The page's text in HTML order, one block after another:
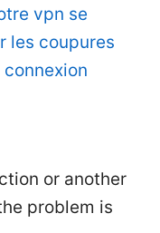
vpn se
les coupures
or another
problem is